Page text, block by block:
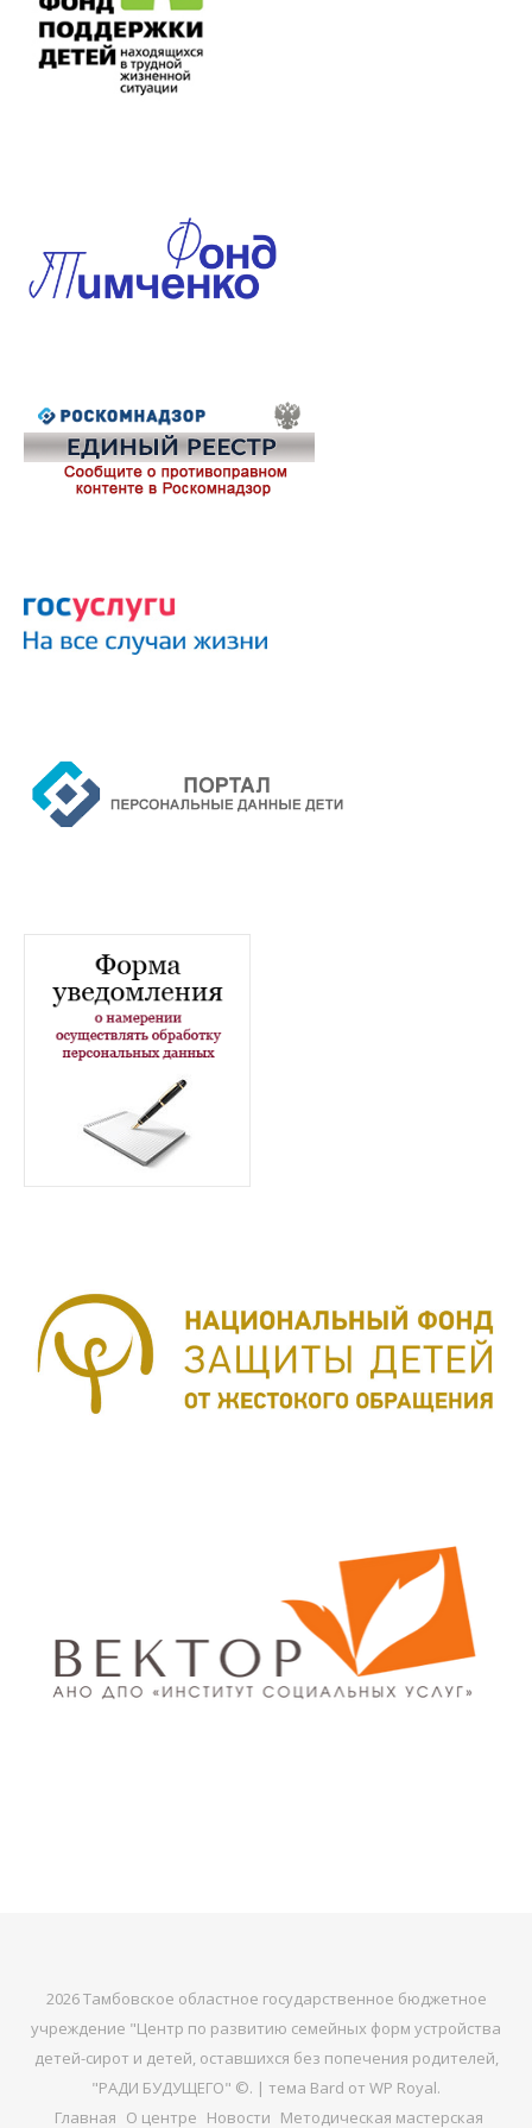
2026 Тамбовское областное государственное бюджетное
учреждение "Центр по развитию семейных форм устройства
детей-сирот и детей, оставшихся без попечения родителей,
"РАДИ БУДУЩЕГО" ©. | тема Bard от WP Royal.
Главная О центре Новости Методическая мастерская